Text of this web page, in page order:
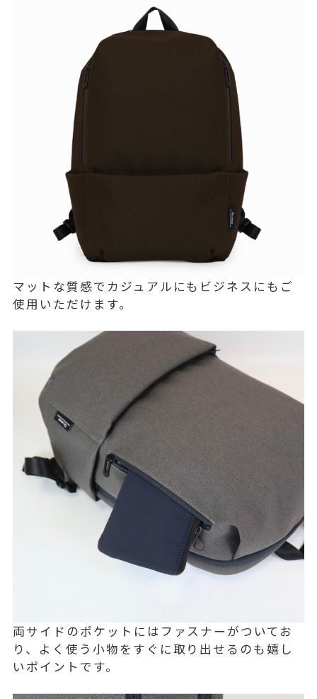
マットな質感でカジュアルにもビジネスにもご
使用いただけます。
両サイドのポケットにはファスナーがついてお
り、よく使う小物をすぐに取り出せるのも嬉し
いポイントです。